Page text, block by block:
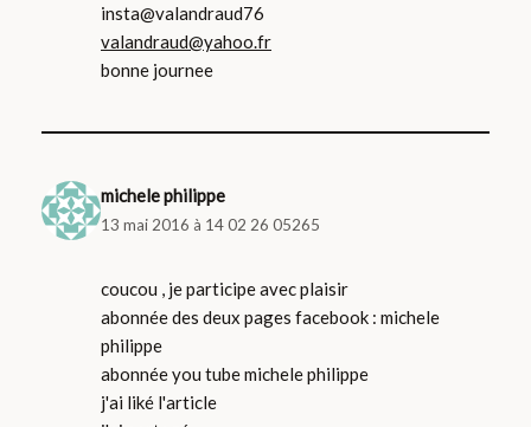
insta@valandraud76
valandraud@yahoo.fr
bonne journee
michele philippe
13 mai 2016 à 14 02 26 05265
coucou , je participe avec plaisir
abonnée des deux pages facebook : michele
philippe
abonnée you tube michele philippe
j'ai liké l'article